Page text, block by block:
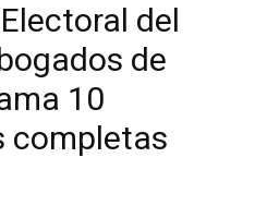
del
de
10
completas